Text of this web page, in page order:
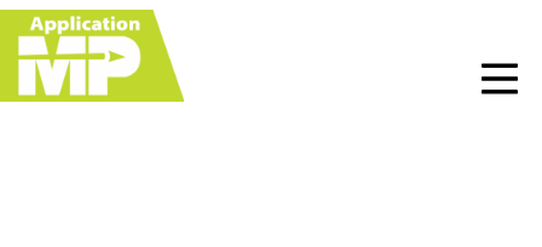
Menu
Skip
right
header
Skip
main
content
Skip
primary
sidebar
Skip
footer